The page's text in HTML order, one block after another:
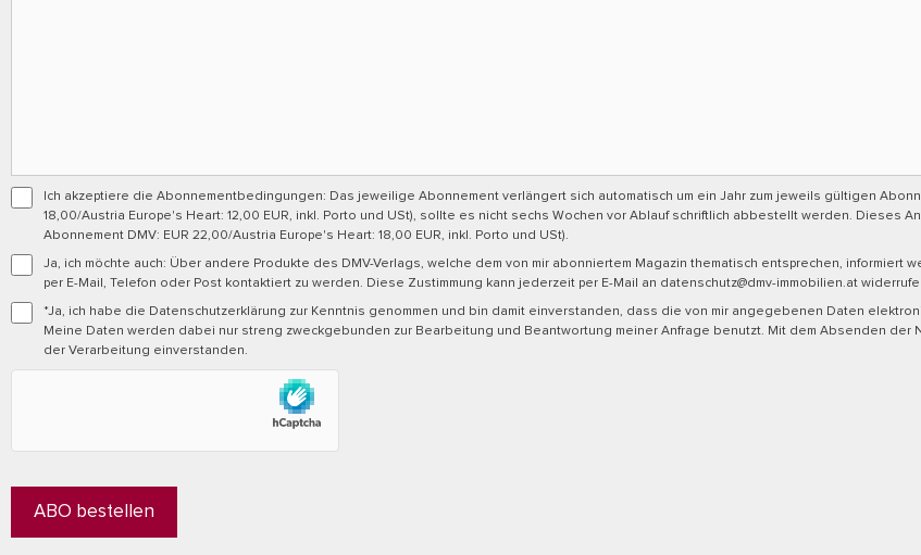
Ich akzeptiere die Abonnementbedingungen: Das jeweilige Abonnement verlängert sich automatisch um ein Jahr zum jeweils gültigen
18,00/Austria Europe's Heart: 12,00 EUR, inkl. Porto und USt), sollte es nicht sechs Wochen vor Ablauf schriftlich abbestellt werden. Dieses
Abonnement DMV: EUR 22,00/Austria Europe's Heart: 18,00 EUR, inkl. Porto und USt).
Ja, ich möchte auch: Über andere Produkte des DMV-Verlags, welche dem von mir abonniertem Magazin thematisch entsprechen, informiert
per E-Mail, Telefon oder Post kontaktiert zu werden. Diese Zustimmung kann jederzeit per E-Mail an datenschutz@dmv-immobilien.at
*Ja, ich habe die Datenschutzerklärung zur Kenntnis genommen und bin damit einverstanden, dass die von mir angegebenen Daten
Meine Daten werden dabei nur streng zweckgebunden zur Bearbeitung und Beantwortung meiner Anfrage benutzt. Mit dem Absenden der
der Verarbeitung einverstanden.